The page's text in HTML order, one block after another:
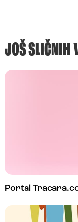
JOŠ SLIČNIH
Portal